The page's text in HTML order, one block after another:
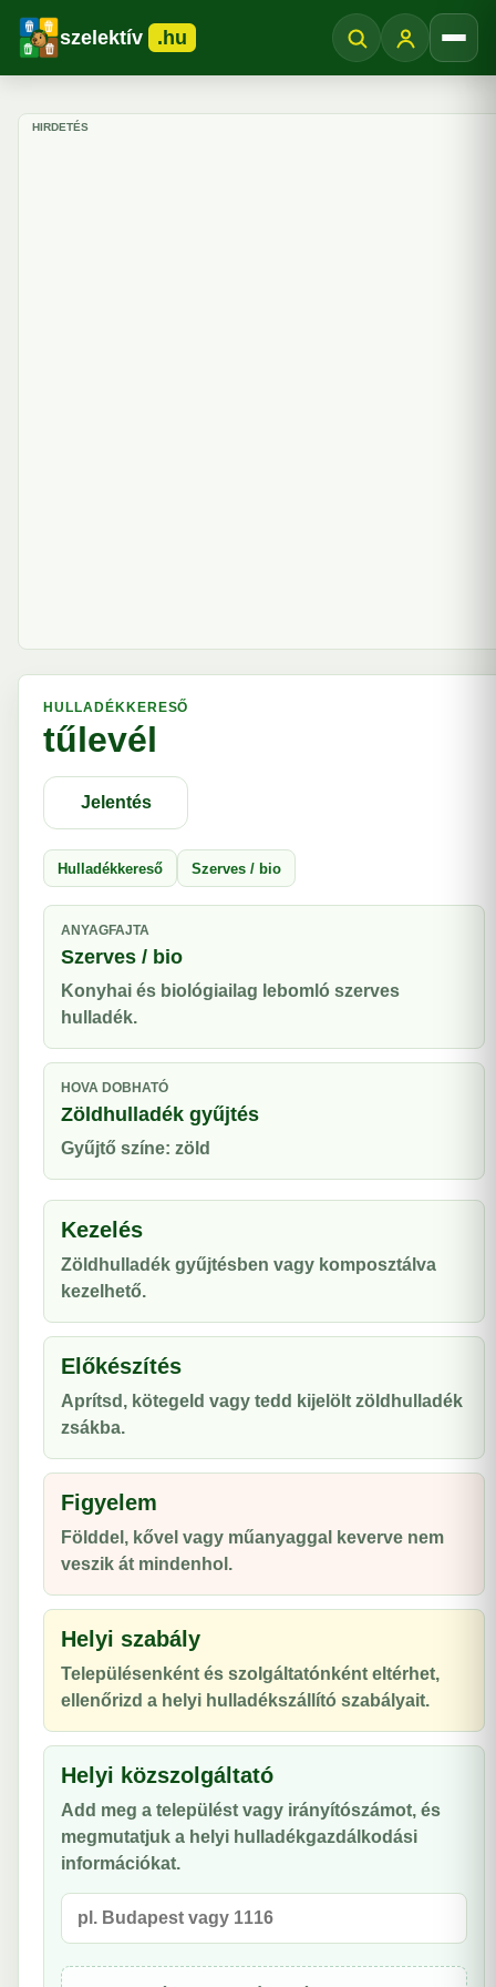
szelektív .hu
HIRDETÉS
HULLADÉKKERESŐ
tűlevél
Jelentés
Hulladékkereső Szerves / bio
ANYAGFAJTA
Szerves / bio
Konyhai és biológiailag lebomló szerves
hulladék.
HOVA DOBHATÓ
Zöldhulladék gyűjtés
Gyűjtő színe: zöld
Kezelés
Zöldhulladék gyűjtésben vagy komposztálva
kezelhető.
Előkészítés
Aprítsd, kötegeld vagy tedd kijelölt zöldhulladék
zsákba.
Figyelem
Földdel, kővel vagy műanyaggal keverve nem
veszik át mindenhol.
Helyi szabály
Településenként és szolgáltatónként eltérhet,
ellenőrizd a helyi hulladékszállító szabályait.
Helyi közszolgáltató
Add meg a települést vagy irányítószámot, és
megmutatjuk a helyi hulladékgazdálkodási
információkat.